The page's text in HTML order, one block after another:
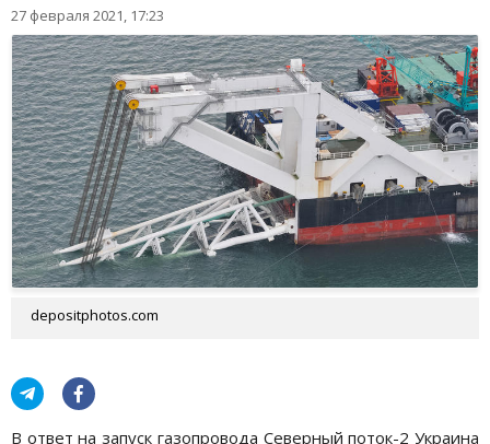
27 февраля 2021, 17:23
depositphotos.com
В ответ на запуск газопровода Северный поток-2 Украина